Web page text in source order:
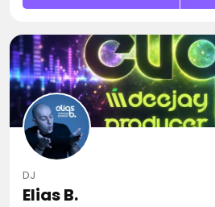
DJ
Elias B.